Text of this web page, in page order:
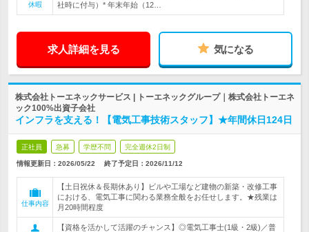
休暇
社時に付与）* 年末年始（12…
求人詳細を見る 気になる
株式会社トーエネックサービス | トーエネックグループ｜株式会社トーエネ
ック100%出資子会社
インフラを支える！【電気工事技術スタッフ】★年間休日124日
正社員 急募 学歴不問 完全週休2日制
情報更新日：2026/05/22 終了予定日： 2026/11/12
仕事内容
【土日祝休＆長期休あり】ビルや工場など建物の新築・改修工事
における、電気工事に関わる業務全般をお任せします。★残業は
月20時間程度
【資格を活かして活躍のチャンス】◎電気工事士(1級・2級)／普